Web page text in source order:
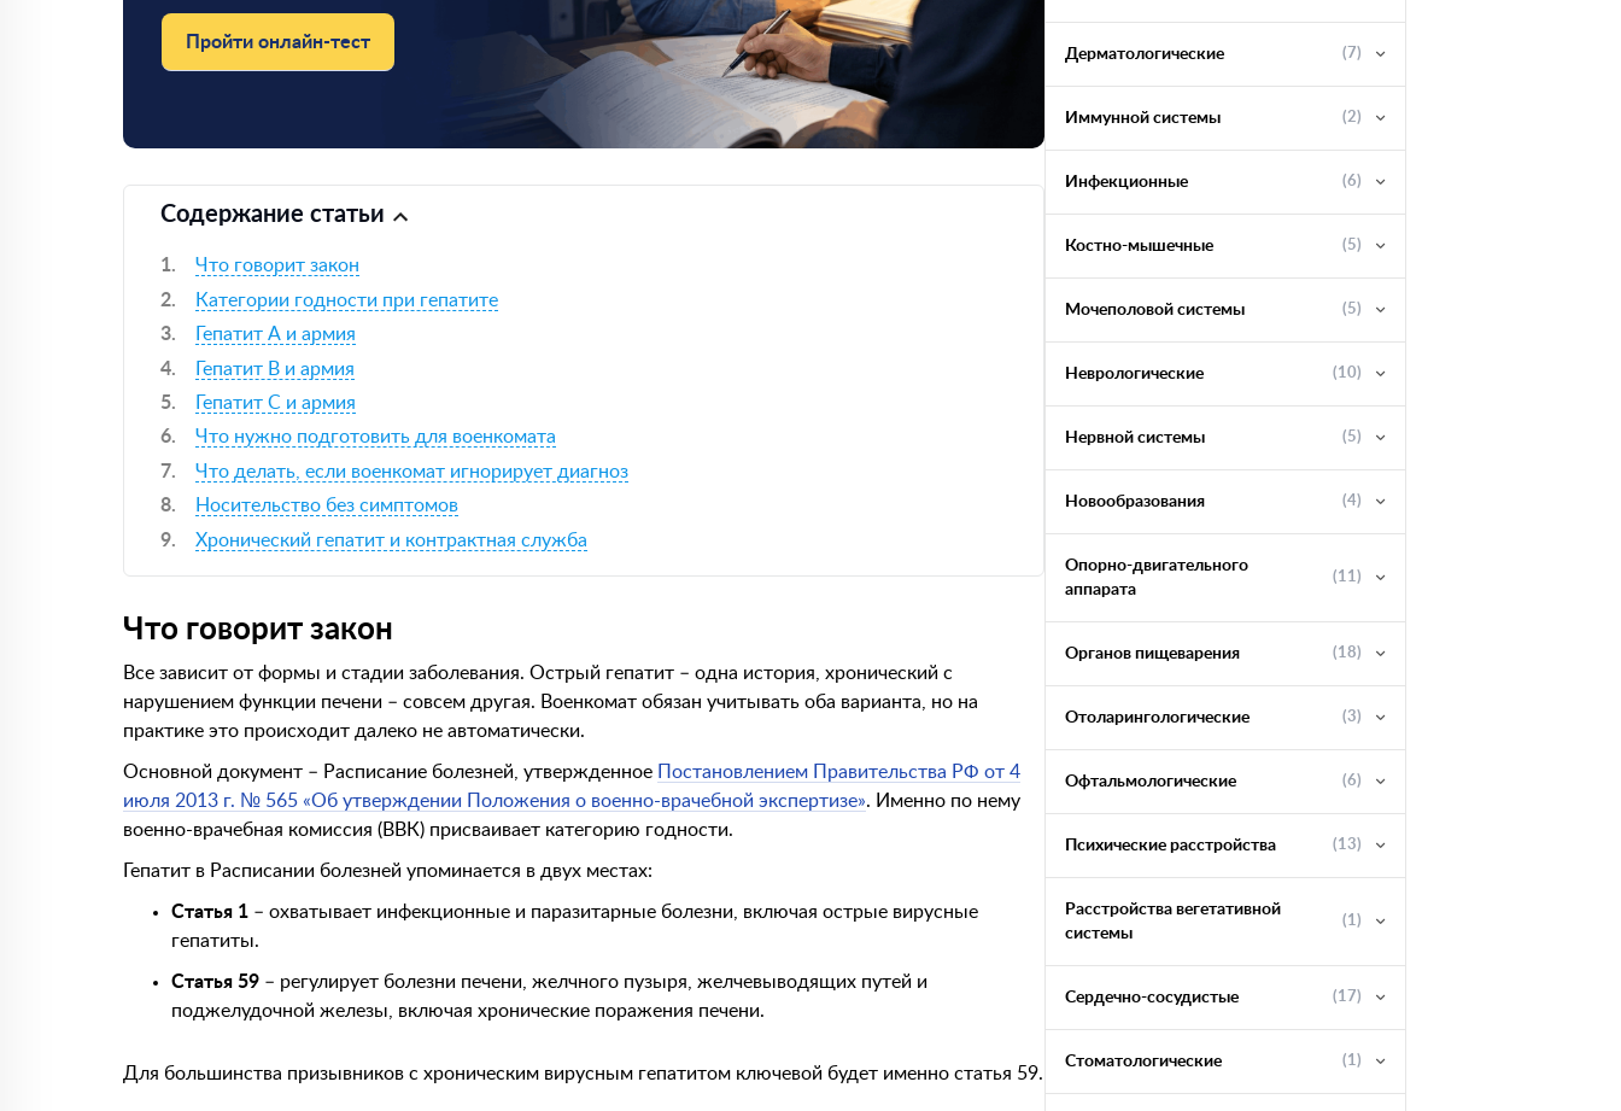
Пройти онлайн-тест
Содержание статьи
Что говорит закон
Категории годности при гепатите
Гепатит А и армия
Гепатит В и армия
Гепатит С и армия
Что нужно подготовить для военкомата
Что делать, если военкомат игнорирует диагноз
Носительство без симптомов
Хронический гепатит и контрактная служба
Что говорит закон
Все зависит от формы и стадии заболевания. Острый гепатит – одна история, хронический с
нарушением функции печени – совсем другая. Военкомат обязан учитывать оба варианта, но на
практике это происходит далеко не автоматически.
Основной документ – Расписание болезней, утвержденное
Постановлением Правительства РФ от 4
июля 2013 г. № 565 «Об утверждении Положения о военно-врачебной экспертизе». Именно по нему
военно-врачебная комиссия (ВВК) присваивает категорию годности.
Гепатит в Расписании болезней упоминается в двух местах:
Статья 1 – охватывает инфекционные и паразитарные болезни, включая острые вирусные
гепатиты.
Статья 59 – регулирует болезни печени, желчного пузыря, желчевыводящих путей и
поджелудочной железы, включая хронические поражения печени.
Для большинства призывников с хроническим вирусным гепатитом ключевой будет именно статья 59.
Дерматологические (7)
Иммунной системы (2)
Инфекционные (6)
Костно-мышечные (5)
Мочеполовой системы (5)
Неврологические (10)
Нервной системы (5)
Новообразования (4)
Опорно-двигательного
аппарата
(11)
Органов пищеварения (18)
Отоларингологические (3)
Офтальмологические (6)
Психические расстройства (13)
Расстройства вегетативной
системы
(1)
Сердечно-сосудистые (17)
Стоматологические (1)